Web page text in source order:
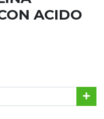
ACIDO